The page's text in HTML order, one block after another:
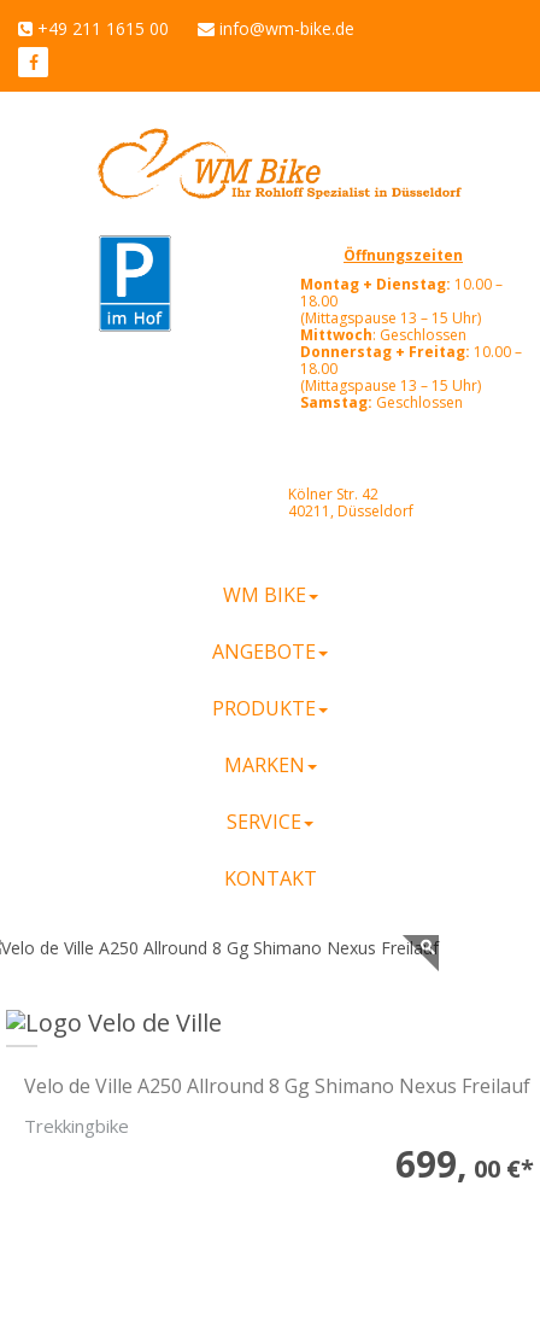
+49 211 1615 00 info@wm-bike.de
Öffnungszeiten
Montag + Dienstag: 10.00 –
18.00
(Mittagspause 13 – 15 Uhr)
Mittwoch: Geschlossen
Donnerstag + Freitag: 10.00 –
18.00
(Mittagspause 13 – 15 Uhr)
Samstag: Geschlossen
Kölner Str. 42
40211, Düsseldorf
WM BIKE
ANGEBOTE
PRODUKTE
MARKEN
SERVICE
KONTAKT
Velo de Ville A250 Allround 8 Gg Shimano Nexus Freilauf
Trekkingbike
699, 00 €*